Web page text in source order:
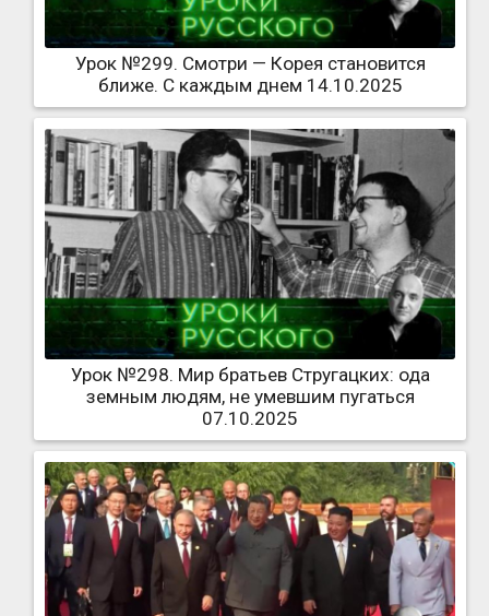
Урок №299. Смотри — Корея становится
ближе. С каждым днем 14.10.2025
Урок №298. Мир братьев Стругацких: ода
земным людям, не умевшим пугаться
07.10.2025